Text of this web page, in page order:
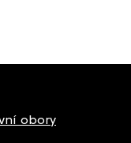
obory